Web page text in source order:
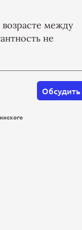
между
не
Обсудить